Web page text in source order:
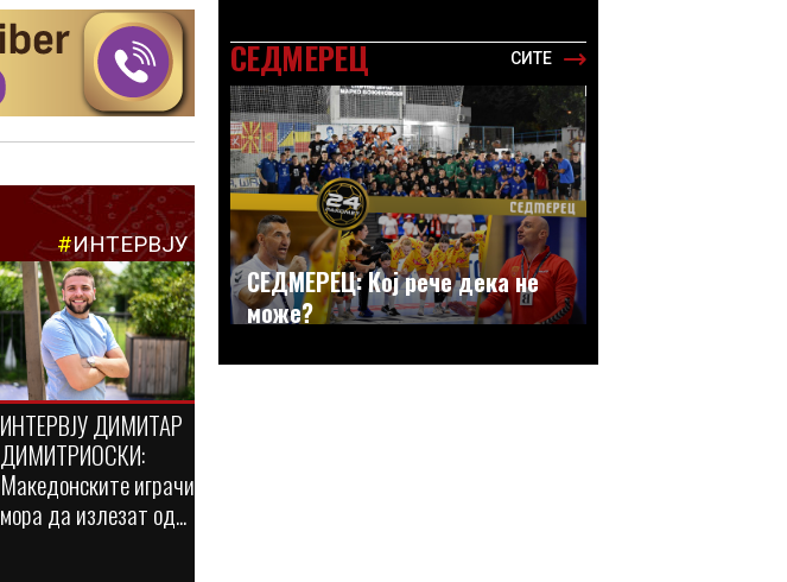
#ИНТЕРВЈУ
ИНТЕРВЈУ ДИМИТАР
ДИМИТРИОСКИ:
Македонските играчи
мора да излезат од...
СЕДМЕРЕЦ СИТЕ
СЕДМЕРЕЦ: Кој рече дека не
може?